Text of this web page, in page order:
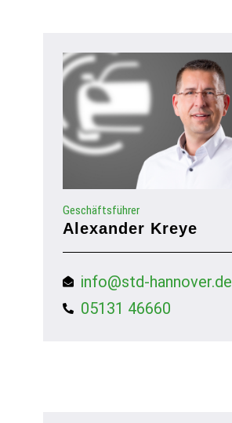
Geschäftsführer
Alexander Kreye
info@std-hannover.de
05131 46660